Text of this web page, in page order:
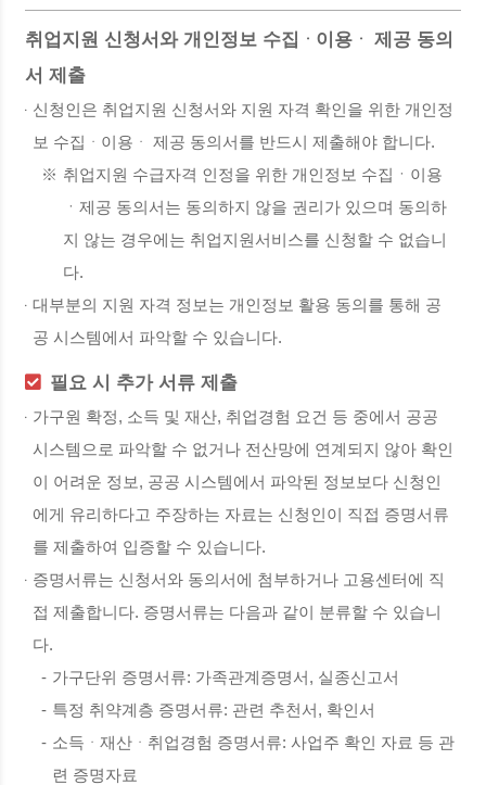
취업지원 신청서와 개인정보 수집ᆞ이용ᆞ 제공 동의
서 제출
신청인은 취업지원 신청서와 지원 자격 확인을 위한 개인정
보 수집ᆞ이용ᆞ 제공 동의서를 반드시 제출해야 합니다.
※ 취업지원 수급자격 인정을 위한 개인정보 수집ㆍ이용
ㆍ제공 동의서는 동의하지 않을 권리가 있으며 동의하
지 않는 경우에는 취업지원서비스를 신청할 수 없습니
다.
대부분의 지원 자격 정보는 개인정보 활용 동의를 통해 공
공 시스템에서 파악할 수 있습니다.
필요 시 추가 서류 제출
가구원 확정, 소득 및 재산, 취업경험 요건 등 중에서 공공
시스템으로 파악할 수 없거나 전산망에 연계되지 않아 확인
이 어려운 정보, 공공 시스템에서 파악된 정보보다 신청인
에게 유리하다고 주장하는 자료는 신청인이 직접 증명서류
를 제출하여 입증할 수 있습니다.
증명서류는 신청서와 동의서에 첨부하거나 고용센터에 직
접 제출합니다. 증명서류는 다음과 같이 분류할 수 있습니
다.
- 가구단위 증명서류: 가족관계증명서, 실종신고서
- 특정 취약계층 증명서류: 관련 추천서, 확인서
- 소득ᆞ재산ᆞ취업경험 증명서류: 사업주 확인 자료 등 관
련 증명자료